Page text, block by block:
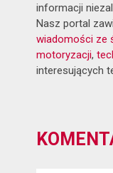
informacji
Nasz portal
wiadomości ze
motoryzacji,
interesujących